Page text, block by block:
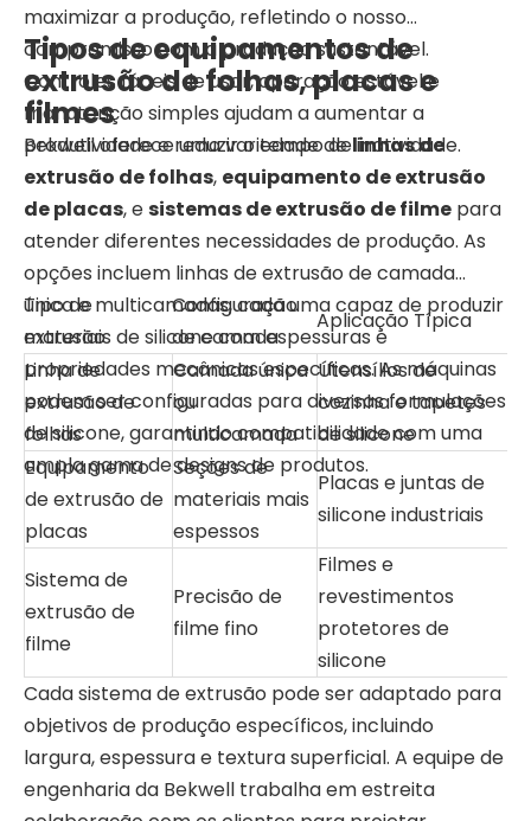
maximizar a produção, refletindo o nosso
compromisso com a produção sustentável.
Controles fáceis de usar, operação estável e
manutenção simples ajudam a aumentar a
produtividade e reduzir o tempo de inatividade.
Tipos de equipamentos de
extrusão de folhas, placas e
filmes
Bekwell oferece uma variedade delinhas de
extrusão de folhas, equipamento de extrusão
de placas, esistemas de extrusão de filme para
atender diferentes necessidades de produção. As
opções incluem linhas de extrusão de camada
única e multicamadas, cada uma capaz de produzir
materiais de silicone com espessuras e
propriedades mecânicas específicas. As máquinas
podem ser configuradas para diversas formulações
de silicone, garantindo compatibilidade com uma
ampla gama de designs de produtos.
Tipo de
extrusão
Configuração
de camada
Aplicação Típica
Linha de
extrusão de
folhas
Camada única
ou
multicamada
Utensílios de
cozinha e tapetes
de silicone
Equipamento
de extrusão de
placas
Seções de
materiais mais
espessos
Placas e juntas de
silicone industriais
Sistema de
extrusão de
filme
Precisão de
filme fino
Filmes e
revestimentos
protetores de
silicone
Cada sistema de extrusão pode ser adaptado para
objetivos de produção específicos, incluindo
largura, espessura e textura superficial. A equipe de
engenharia da Bekwell trabalha em estreita